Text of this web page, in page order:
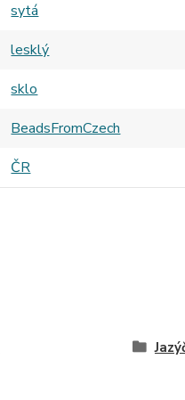
sytá
lesklý
sklo
BeadsFromCzech
ČR